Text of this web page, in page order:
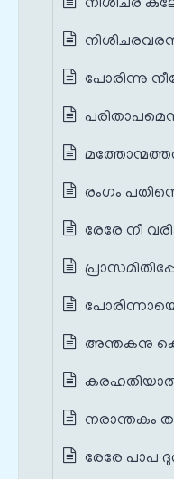
നിശിചര
പോരിന്നു
രംഗം
രേരേ നീ
അന്തകനു
നരാന്തകം
രേരേ പാപ